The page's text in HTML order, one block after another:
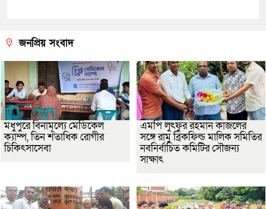
জনপ্রিয় সংবাদ
মধুপুরে বিনামূল্যে মেডিকেল
ক্যাম্প, তিন শতাধিক রোগীর
চিকিৎসাসেবা
এমপি লুৎফুর রহমান কাজলের
সঙ্গে রামু ব্রিকফিল্ড মালিক সমিতির
নবনির্বাচিত কমিটির সৌজন্য
সাক্ষাৎ